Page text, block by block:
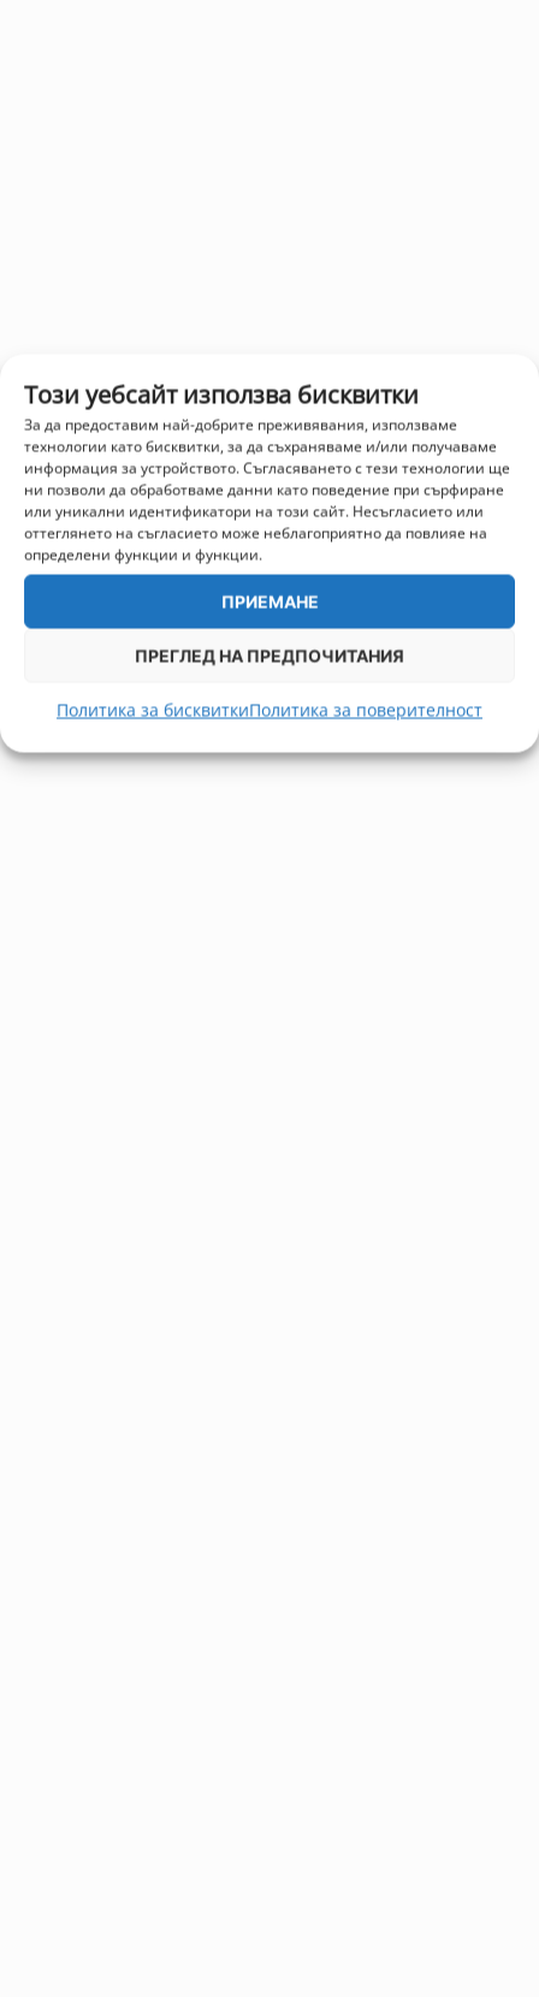
Този уебсайт използва бисквитки
За да предоставим най-добрите преживявания, използваме
технологии като бисквитки, за да съхраняваме и/или получаваме
информация за устройството. Съгласяването с тези технологии ще
ни позволи да обработваме данни като поведение при сърфиране
или уникални идентификатори на този сайт. Несъгласието или
оттеглянето на съгласието може неблагоприятно да повлияе на
определени функции и функции.
ПРИЕМАНЕ
ПРЕГЛЕД НА ПРЕДПОЧИТАНИЯ
Политика за бисквиткиПолитика за поверителност